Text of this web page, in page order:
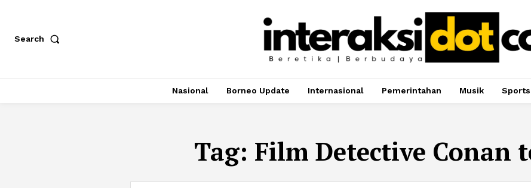
Search
Nasional Borneo Update Internasional Pemerintahan Musik Sports
Tag: Film Detective Conan